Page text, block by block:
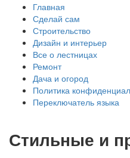
Главная
Сделай сам
Строительство
Дизайн и интерьер
Все о лестницах
Ремонт
Дача и огород
Политика
Переключатель языка
Стильные и